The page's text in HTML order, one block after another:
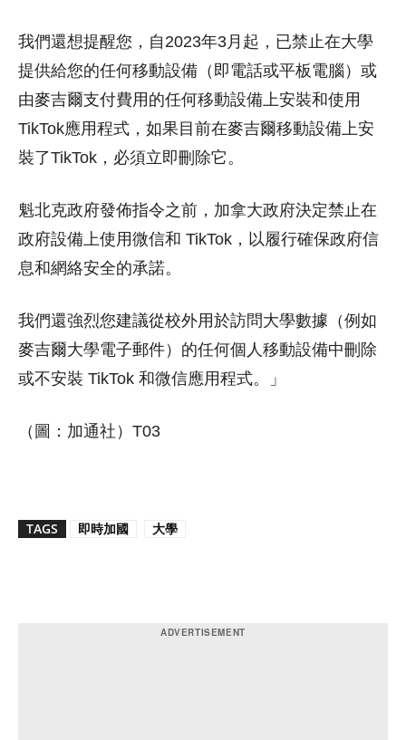
我們還想提醒您，自2023年3月起，已禁止在大學
提供給您的任何移動設備（即電話或平板電腦）或
由麥吉爾支付費用的任何移動設備上安裝和使用
TikTok應用程式，如果目前在麥吉爾移動設備上安
裝了TikTok，必須立即刪除它。
魁北克政府發佈指令之前，加拿大政府決定禁止在
政府設備上使用微信和 TikTok，以履行確保政府信
息和網絡安全的承諾。
我們還強烈您建議從校外用於訪問大學數據（例如
麥吉爾大學電子郵件）的任何個人移動設備中刪除
或不安裝 TikTok 和微信應用程式。」
（圖：加通社）T03
TAGS 即時加國 大學